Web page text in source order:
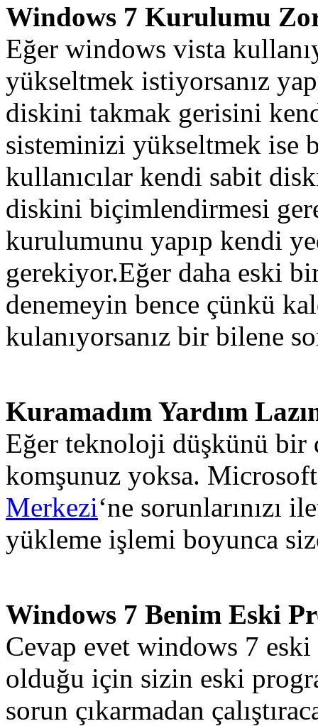
Windows 7 Kurulumu
Eğer windows vista
yükseltmek istiyorsanız
diskini takmak gerisini
sisteminizi yükseltmek ise
kullanıcılar kendi sabit
diskini biçimlendirmesi
kurulumunu yapıp kendi
gerekiyor.Eğer daha eski
denemeyin bence çünkü
kulanıyorsanız bir bilene
Kuramadım Yardım
Eğer teknoloji düşkünü bir
komşunuz yoksa.
Merkezi‘ne sorunlarınızı
yükleme işlemi boyunca
Windows 7 Benim Eski
Cevap evet windows 7
olduğu için sizin eski
sorun çıkarmadan